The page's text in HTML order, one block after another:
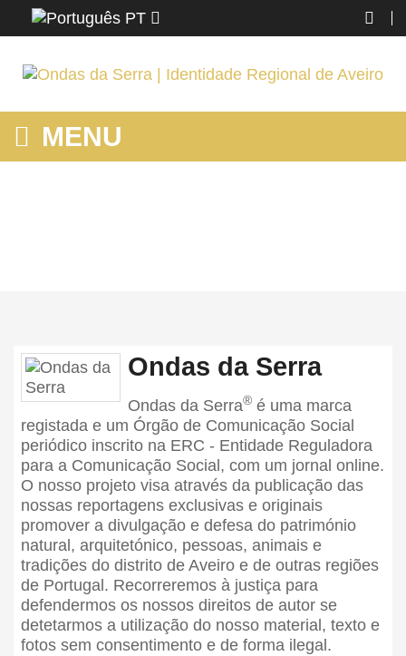
PT
MENU
Ondas da Serra
Ondas da Serra® é uma marca
registada e um Órgão de Comunicação Social
periódico inscrito na ERC - Entidade Reguladora
para a Comunicação Social, com um jornal online.
O nosso projeto visa através da publicação das
nossas reportagens exclusivas e originais
promover a divulgação e defesa do património
natural, arquitetónico, pessoas, animais e
tradições do distrito de Aveiro e de outras regiões
de Portugal. Recorreremos à justiça para
defendermos os nossos direitos de autor se
detetarmos a utilização do nosso material, texto e
fotos sem consentimento e de forma ilegal.